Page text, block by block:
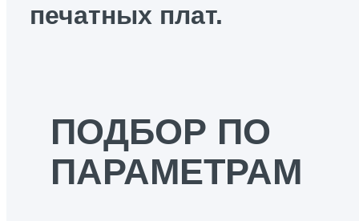
печатных плат.
ПОДБОР ПО
ПАРАМЕТРАМ